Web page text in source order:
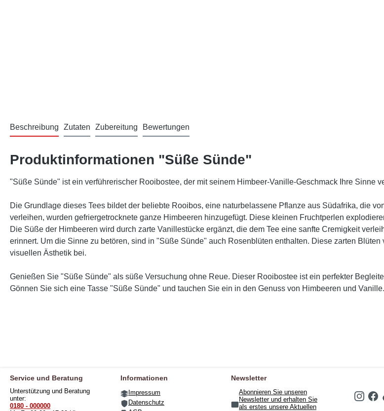
Beschreibung Zutaten Zubereitung Bewertungen
Produktinformationen "Süße Sünde"
"Süße Sünde" ist ein verführerischer Rooibostee, der mit seinem Himbeer-Vanille-Geschmack Ihre Sinne
Die Grundlage dieses Tees bildet der beliebte Rooibos, eine naturbelassene Pflanze aus Südafrika, die
verleihen, wurden gefriergetrocknete ganze Himbeeren hinzugefügt. Diese kleinen Fruchtperlen
Die Süße der Himbeeren wird durch zarte Vanillestücke ergänzt, die dem Tee eine sanfte Cremigkeit
erinnert. Um die Sinne zu betören, sind in "Süße Sünde" auch Rosenblüten enthalten. Diese zarten
visuellen Ästhetik bei.
Genießen Sie "Süße Sünde" als süße Versuchung ohne Reue. Dieser Rooibostee ist ein perfekter
Gönnen Sie sich eine Tasse "Süße Sünde" und tauchen Sie ein in den Genuss von Himbeeren und Vanille.
Service und Beratung
Unterstützung und Beratung
unter:
0180 - 000000
Informationen
Impressum
Datenschutz
Newsletter
Abonnieren Sie unseren
Newsletter und erhalten Sie
als erstes unsere Aktuellen